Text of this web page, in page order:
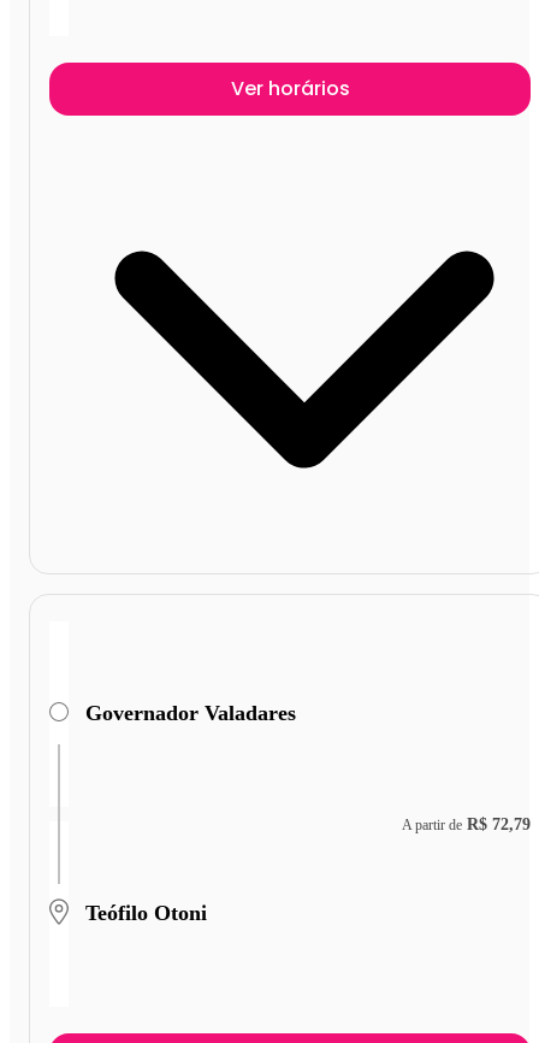
Ver horários
Governador Valadares
Teófilo Otoni
A partir de R$ 72,79